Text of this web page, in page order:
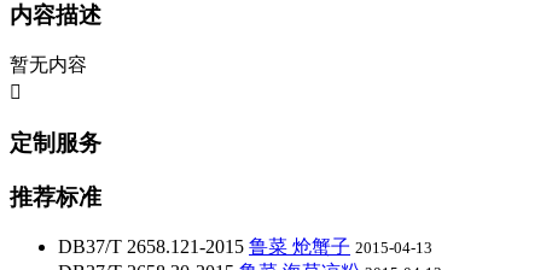
内容描述
暂无内容

定制服务
推荐标准
DB37/T 2658.121-2015 鲁菜 炝蟹子 2015-04-13